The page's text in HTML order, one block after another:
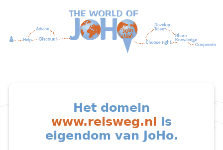
Het domein
www.reisweg.nl
is
eigendom van JoHo.